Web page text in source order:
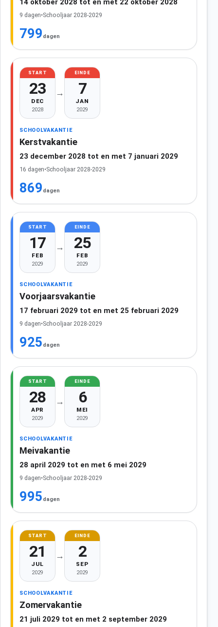
14 oktober 2028 tot en met 22 oktober 2028
9 dagen•Schooljaar 2028-2029
799 dagen
START
23
DEC
2028
→
EINDE
7
JAN
2029
SCHOOLVAKANTIE
Kerstvakantie
23 december 2028 tot en met 7 januari 2029
16 dagen•Schooljaar 2028-2029
869 dagen
START
17
FEB
2029
→
EINDE
25
FEB
2029
SCHOOLVAKANTIE
Voorjaarsvakantie
17 februari 2029 tot en met 25 februari 2029
9 dagen•Schooljaar 2028-2029
925 dagen
START
28
APR
2029
→
EINDE
6
MEI
2029
SCHOOLVAKANTIE
Meivakantie
28 april 2029 tot en met 6 mei 2029
9 dagen•Schooljaar 2028-2029
995 dagen
START
21
JUL
2029
→
EINDE
2
SEP
2029
SCHOOLVAKANTIE
Zomervakantie
21 juli 2029 tot en met 2 september 2029